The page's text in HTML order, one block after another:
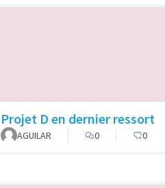
Projet D en dernier ressort
AGUILAR 0 0